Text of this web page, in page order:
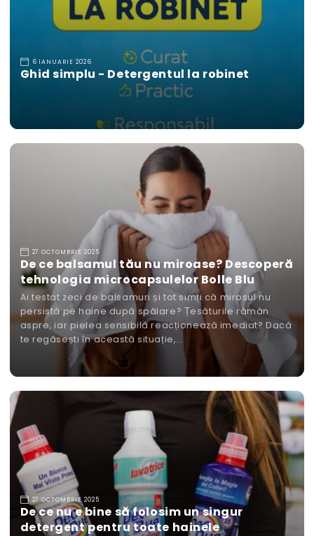
6 IANUARIE 2026
Ghid simplu - Detergentul la robinet
27 OCTOMBRIE 2025
De ce balsamul tău nu miroase? Descoperă
tehnologia microcapsulelor Bolle Blu
Ai testat zeci de balsamuri și tot simți că mirosul nu
persistă pe haine după spălare? Țesăturile rămân
aspre, iar pielea sensibilă reacționează imediat? Dacă
te regăsești în această situație,...
27 OCTOMBRIE 2025
De ce nu e bine să folosim un singur
detergent pentru toate hainele